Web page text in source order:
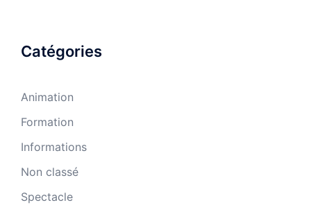
Catégories
Animation
Formation
Informations
Non classé
Spectacle